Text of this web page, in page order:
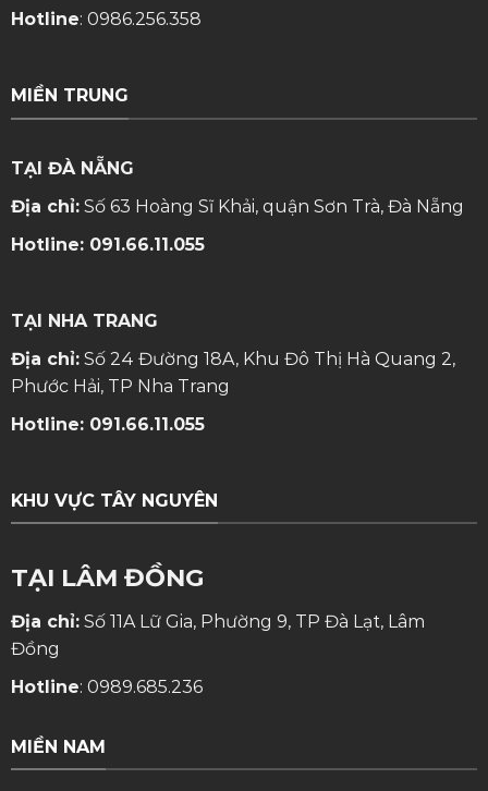
Hotline: 0986.256.358
MIỀN TRUNG
TẠI ĐÀ NẴNG
Địa chỉ:Số 63 Hoàng Sĩ Khải, quận Sơn Trà, Đà Nẵng
Hotline: 091.66.11.055
TẠI NHA TRANG
Địa chỉ:Số 24 Đường 18A, Khu Đô Thị Hà Quang 2,
Phước Hải, TP Nha Trang
Hotline: 091.66.11.055
KHU VỰC TÂY NGUYÊN
TẠI LÂM ĐỒNG
Địa chỉ:Số 11A Lữ Gia, Phường 9, TP Đà Lạt, Lâm
Đồng
Hotline: 0989.685.236
MIỀN NAM